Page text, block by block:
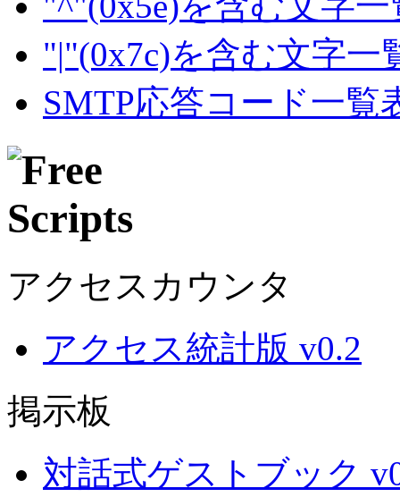
"|"(0x7c)を含む文字一
SMTP応答コード一覧
アクセスカウンタ
アクセス統計版 v0.2
掲示板
対話式ゲストブック